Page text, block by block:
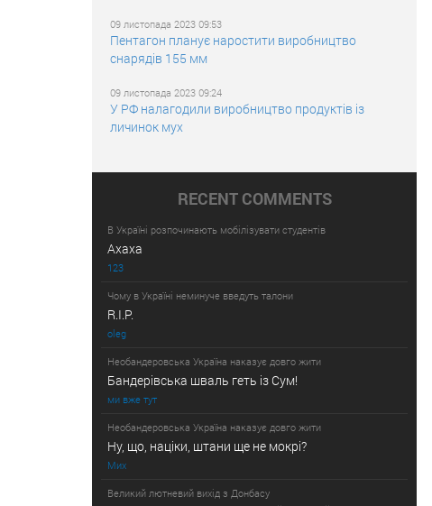
09 листопада 2023 09:53
Пентагон планує наростити виробництво
снарядів 155 мм
09 листопада 2023 09:24
У РФ налагодили виробництво продуктів із
личинок мух
RECENT COMMENTS
В Україні розпочинають мобілізувати студентів
Ахаха
123
Чому в Україні неминуче введуть талони
R.I.P.
oleg
Необандеровська Україна наказує довго жити
Бандерівська шваль геть із Сум!
ми вже тут
Необандеровська Україна наказує довго жити
Ну, що, нацiки, штани ще не мокрі?
Мих
Великий лютневий вихiд з Донбасу